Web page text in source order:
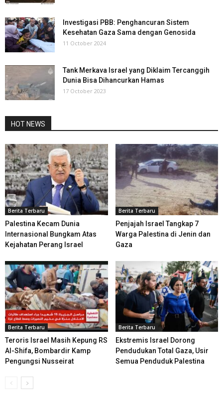
Investigasi PBB: Penghancuran Sistem
Kesehatan Gaza Sama dengan Genosida
11 October 2024
Tank Merkava Israel yang Diklaim Tercanggih
Dunia Bisa Dihancurkan Hamas
17 October 2023
HOT NEWS
Berita Terbaru
Palestina Kecam Dunia
Internasional Bungkam Atas
Kejahatan Perang Israel
Berita Terbaru
Penjajah Israel Tangkap 7
Warga Palestina di Jenin dan
Gaza
Berita Terbaru
Teroris Israel Masih Kepung RS
Al-Shifa, Bombardir Kamp
Pengungsi Nusseirat
Berita Terbaru
Ekstremis Israel Dorong
Pendudukan Total Gaza, Usir
Semua Penduduk Palestina